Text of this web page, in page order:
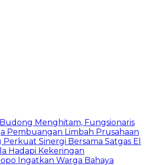
Menghitam, Fungsionaris
Pembuangan Limbah Prusahaan
Sinergi Bersama Satgas El
Hadapi Kekeringan
lngatkan Warga Bahaya